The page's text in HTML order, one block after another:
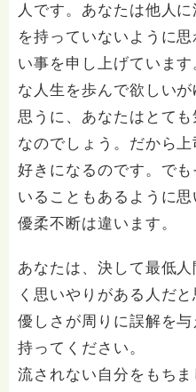
人です。あなたは他人
を持っていないように
い事を申し上げていま
な人生を歩んで欲しいが
思うに、あなたはとて
なのでしょう。だから
好きになるのです。で
いることもあるように
優柔不断は違います。
あなたは、決して最低
く思いやりがある人だ
優しさが周りに誤解を
持ってください。
流されない自分をもち